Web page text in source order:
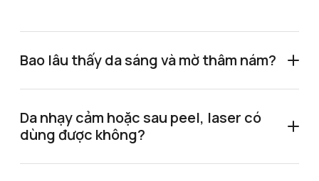
Bao lâu thấy da sáng và mờ thâm nám?
Da nhạy cảm hoặc sau peel, laser có
dùng được không?